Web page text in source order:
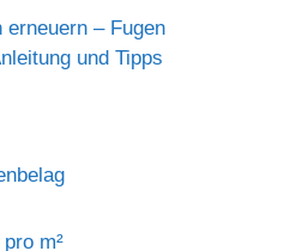
erneuern – Fugen
und Tipps
m²